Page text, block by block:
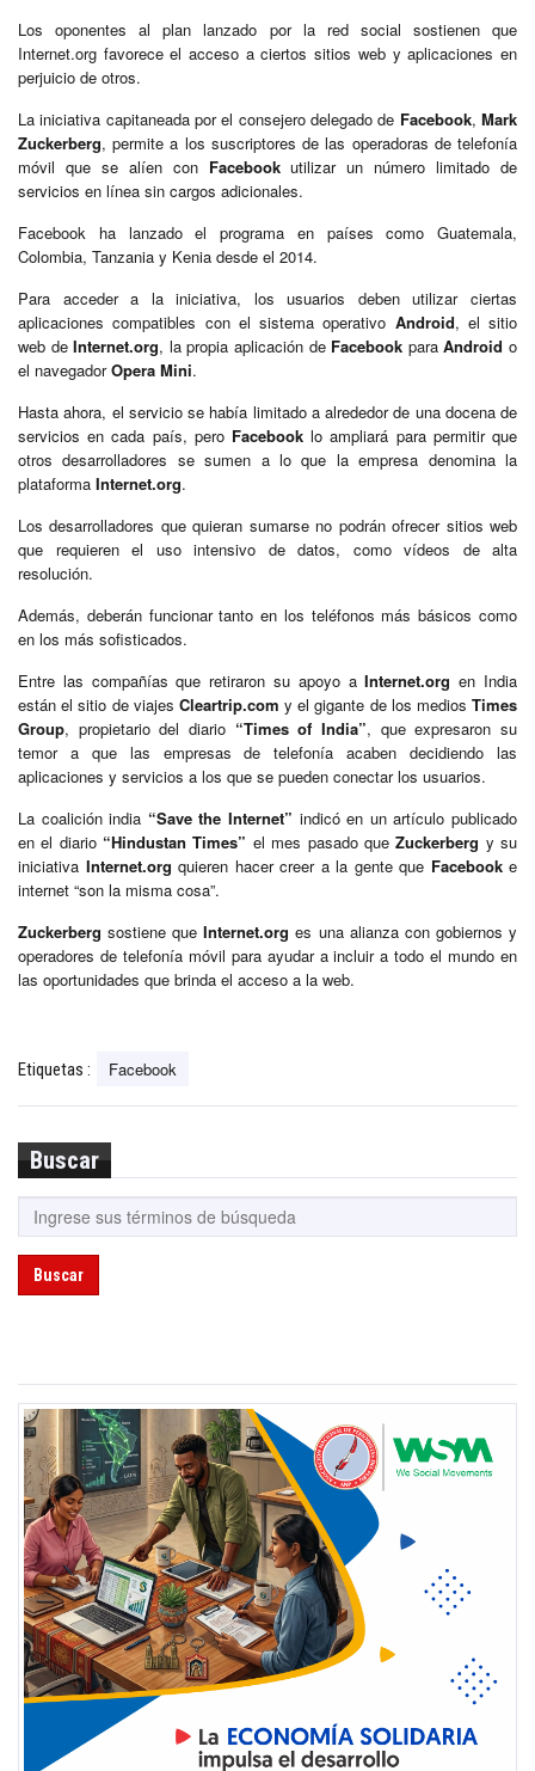
Los oponentes al plan lanzado por la red social sostienen que
Internet.org favorece el acceso a ciertos sitios web y aplicaciones en
perjuicio de otros.
La iniciativa capitaneada por el consejero delegado de Facebook,Mark
Zuckerberg, permite a los suscriptores de las operadoras de telefonía
móvil que se alíen con Facebookutilizar un número limitado de
servicios en línea sin cargos adicionales.
Facebook ha lanzado el programa en países como Guatemala,
Colombia, Tanzania y Kenia desde el 2014.
Para acceder a la iniciativa, los usuarios deben utilizar ciertas
aplicaciones compatibles con el sistema operativo Android, el sitio
web deInternet.org, la propia aplicación de Facebook paraAndroid o
el navegadorOpera Mini.
Hasta ahora, el servicio se había limitado a alrededor de una docena de
servicios en cada país, pero Facebook lo ampliará para permitir que
otros desarrolladores se sumen a lo que la empresa denomina la
plataforma Internet.org.
Los desarrolladores que quieran sumarse no podrán ofrecer sitios web
que requieren el uso intensivo de datos, como vídeos de alta
resolución.
Además, deberán funcionar tanto en los teléfonos más básicos como
en los más sofisticados.
Entre las compañías que retiraron su apoyo aInternet.org en India
están el sitio de viajes Cleartrip.com y el gigante de los mediosTimes
Group, propietario del diario “Times of India”, que expresaron su
temor a que las empresas de telefonía acaben decidiendo las
aplicaciones y servicios a los que se pueden conectar los usuarios.
La coalición india “Save the Internet” indicó en un artículo publicado
en el diario “Hindustan Times” el mes pasado queZuckerberg y su
iniciativa Internet.org quieren hacer creer a la gente que Facebooke
internet “son la misma cosa”.
Zuckerberg sostiene que Internet.org es una alianza con gobiernos y
operadores de telefonía móvil para ayudar a incluir a todo el mundo en
las oportunidades que brinda el acceso a la web.
Etiquetas : Facebook
Buscar
Buscar